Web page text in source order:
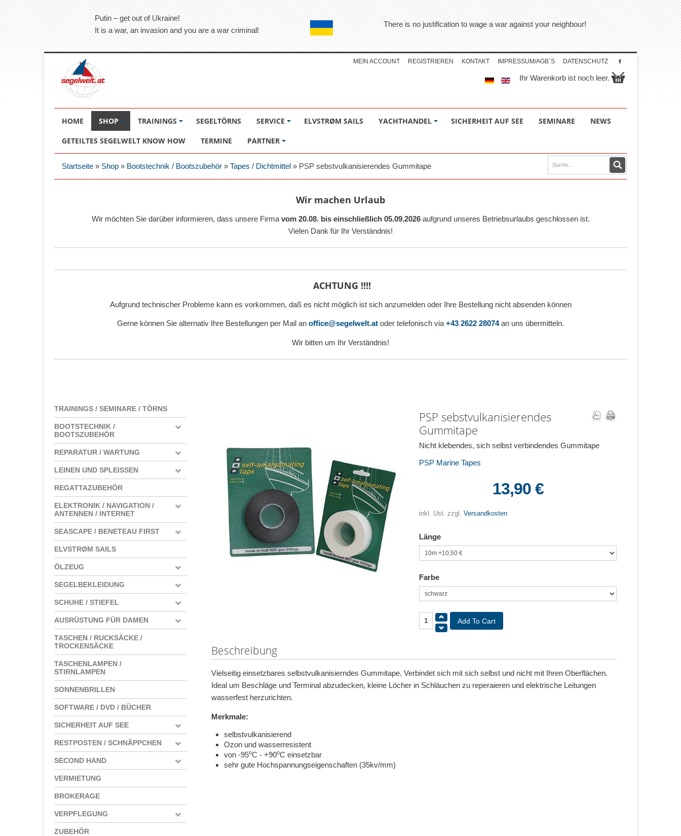
Putin – get out of Ukraine!
It is a war, an invasion and you are a war criminal!
There is no justification to wage a war against your neighbour!
KONTAKT IMPRESSUM/AGB´S DATENSCHUTZ
MEIN ACCOUNT REGISTRIEREN
Ihr Warenkorb ist noch leer.
HOME SHOP TRAININGS SEGELTÖRNS SERVICE ELVSTRØM SAILS YACHTHANDEL SICHERHEIT AUF SEE SEMINARE NEWS
GETEILTES SEGELWELT KNOW HOW TERMINE PARTNER
Startseite » Shop » Bootstechnik / Bootszubehör » Tapes / Dichtmittel » PSP sebstvulkanisierendes Gummitape
Wir machen Urlaub
Wir möchten Sie darüber informieren, dass unsere Firma vom 20.08. bis einschließlich 05.09.2026aufgrund unseres Betriebsurlaubs geschlossen ist.
Vielen Dank für Ihr Verständnis!
ACHTUNG !!!!
Aufgrund technischer Probleme kann es vorkommen, daß es nicht möglich ist sich anzumelden oder Ihre Bestellung nicht absenden können
Gerne können Sie alternativ Ihre Bestellungen per Mail an office@segelwelt.at oder telefonisch via +43 2622 28074an uns übermitteln.
Wir bitten um Ihr Verständnis!
TRAININGS / SEMINARE / TÖRNS
BOOTSTECHNIK /
BOOTSZUBEHÖR
REPARATUR / WARTUNG
LEINEN UND SPLEISSEN
REGATTAZUBEHÖR
ELEKTRONIK / NAVIGATION /
ANTENNEN / INTERNET
SEASCAPE / BENETEAU FIRST
ELVSTRØM SAILS
ÖLZEUG
SEGELBEKLEIDUNG
SCHUHE / STIEFEL
AUSRÜSTUNG FÜR DAMEN
TASCHEN / RUCKSÄCKE /
TROCKENSÄCKE
TASCHENLAMPEN /
STIRNLAMPEN
SONNENBRILLEN
SOFTWARE / DVD / BÜCHER
SICHERHEIT AUF SEE
RESTPOSTEN / SCHNÄPPCHEN
SECOND HAND
VERMIETUNG
BROKERAGE
VERPFLEGUNG
ZUBEHÖR
PSP sebstvulkanisierendes
Gummitape
Nicht klebendes, sich selbst verbindendes Gummitape
PSP Marine Tapes
13,90 €
inkl. Ust. zzgl.Versandkosten
Länge
Farbe
Beschreibung
Vielseitig einsetzbares selbstvulkanisierndes Gummitape. Verbindet sich mit sich selbst und nicht mit Ihren Oberflächen.
Ideal um Beschläge und Terminal abzudecken, kleine Löcher in Schläuchen zu reperaieren und elektrische Leitungen
wasserfest herzurichten.
Merkmale:
selbstvulkanisierend
Ozon und wasserresistent
von -95oC - +90oC einsetzbar
sehr gute Hochspannungseigenschaften (35kv/mm)